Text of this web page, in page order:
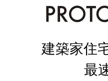
建築家住
最